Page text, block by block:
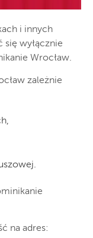
i innych
się wyłącznie
Wrocław.
zależnie
na adres: